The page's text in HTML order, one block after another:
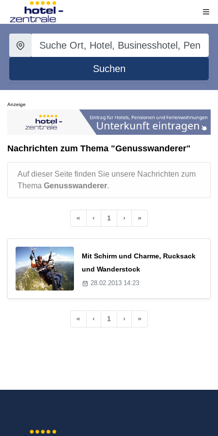
Suchen
Anzeige
Nachrichten zum Thema "Genusswanderer"
Auf dieser Seite finden Sie unsere Nachrichten zum
Thema Genusswanderer.
« ‹ 1 › »
Mit Schirm und Charme, Rucksack
und Wanderstock
28.02.2013 14:23
« ‹ 1 › »